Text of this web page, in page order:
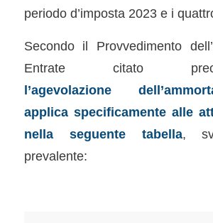
periodo d’imposta 2023 e i
Secondo il Provvedimento
Entrate citato
l’agevolazione
applica specificamente alle
nella seguente tabella,
prevalente: